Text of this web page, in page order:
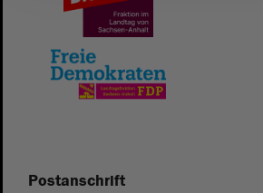
Postanschrift